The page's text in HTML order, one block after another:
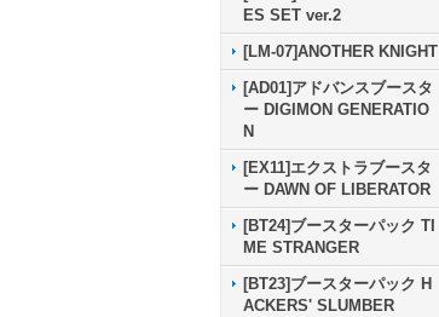
ES SET ver.2
[LM-07]ANOTHER KNIGHT
[AD01]アドバンスブースタ
ー DIGIMON GENERATIO
N
[EX11]エクストラブースタ
ー DAWN OF LIBERATOR
[BT24]ブースターパック TI
ME STRANGER
[BT23]ブースターパック H
ACKERS' SLUMBER